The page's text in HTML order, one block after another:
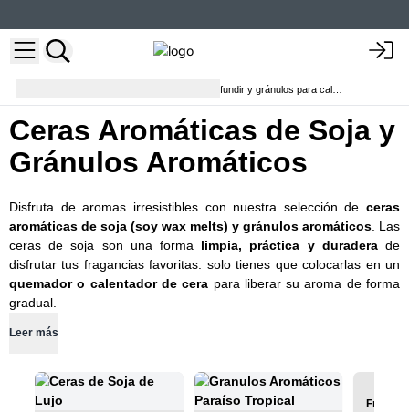
Ceras Aromáticas de Soja y
Gránulos Aromáticos
Disfruta de aromas irresistibles con nuestra selección de ceras
aromáticas de soja (soy wax melts) y gránulos aromáticos. Las
ceras de soja son una forma limpia, práctica y duraderade
disfrutar tus fragancias favoritas: solo tienes que colocarlas en un
quemador o calentador de cera para liberar su aroma de forma
gradual.
Leer más